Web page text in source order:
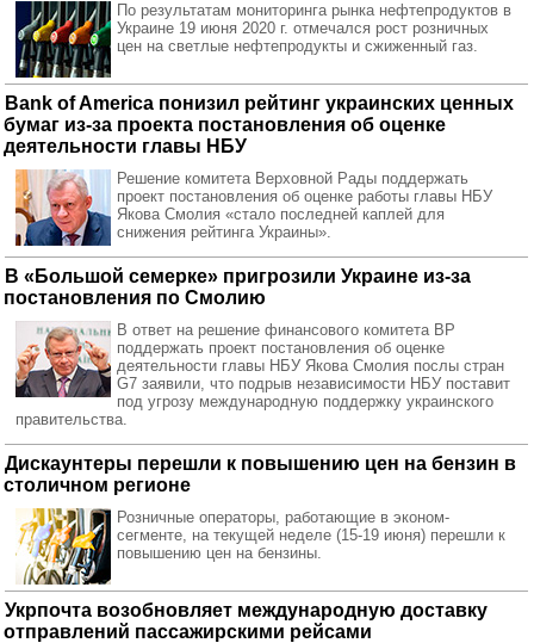
По результатам мониторинга рынка нефтепродуктов в
Украине 19 июня 2020 г. отмечался рост розничных
цен на светлые нефтепродукты и сжиженный газ.
Bank of America понизил рейтинг украинских ценных
бумаг из-за проекта постановления об оценке
деятельности главы НБУ
Решение комитета Верховной Рады поддержать
проект постановления об оценке работы главы НБУ
Якова Смолия «стало последней каплей для
снижения рейтинга Украины».
В «Большой семерке» пригрозили Украине из-за
постановления по Смолию
В ответ на решение финансового комитета ВР
поддержать проект постановления об оценке
деятельности главы НБУ Якова Смолия послы стран
G7 заявили, что подрыв независимости НБУ поставит
под угрозу международную поддержку украинского
правительства.
Дискаунтеры перешли к повышению цен на бензин в
столичном регионе
Розничные операторы, работающие в эконом-
сегменте, на текущей неделе (15-19 июня) перешли к
повышению цен на бензины.
Укрпочта возобновляет международную доставку
отправлений пассажирскими рейсами